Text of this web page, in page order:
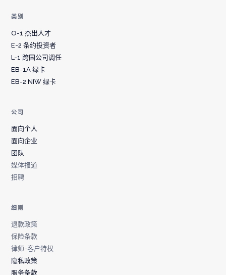
类别
O-1 杰出人才
E-2 条约投资者
L-1 跨国公司调任
EB-1A 绿卡
EB-2 NIW 绿卡
公司
面向个人
面向企业
团队
媒体报道
招聘
细则
退款政策
保险条款
律师-客户特权
隐私政策
服务条款